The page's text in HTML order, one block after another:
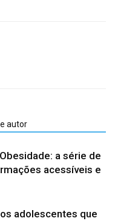
autor
a série de
acessíveis e
adolescentes que